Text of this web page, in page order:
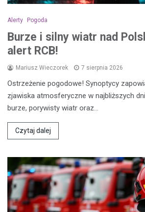
Alerty Pogoda
Burze i silny wiatr nad
alert RCB!
Mariusz Wieczorek 7 sierpnia 2026
Ostrzeżenie pogodowe! Synoptycy
zjawiska atmosferyczne w najbliższych
burze, porywisty wiatr oraz…
Czytaj dalej